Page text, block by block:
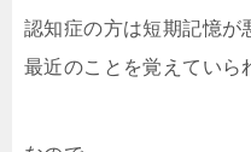
認知症の方は短期記憶が
最近のことを覚えていら